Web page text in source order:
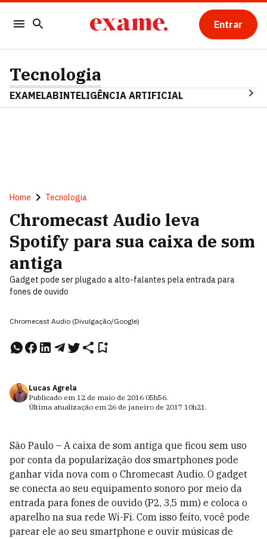
Entrar
Tecnologia
EXAMELABINTELIGÊNCIA ARTIFICIAL
Home Tecnologia
Chromecast Audio leva
Spotify para sua caixa de som
antiga
Gadget pode ser plugado a alto-falantes pela entrada para
fones de ouvido
Chromecast Audio (Divulgação/Google)
Lucas Agrela
Publicado em 12 de maio de 2016 05h56.
Última atualização em 26 de janeiro de 2017 10h21.
São Paulo – A caixa de som antiga que ficou sem uso
por conta da popularização dos smartphones pode
ganhar vida nova com o Chromecast Audio. O gadget
se conecta ao seu equipamento sonoro por meio da
entrada para fones de ouvido (P2, 3,5 mm) e coloca o
aparelho na sua rede Wi-Fi. Com isso feito, você pode
parear ele ao seu smartphone e ouvir músicas de